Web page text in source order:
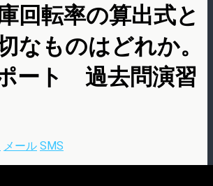
回転率の算出式と
なものはどれか。
ポート 過去問演習
メール SMS